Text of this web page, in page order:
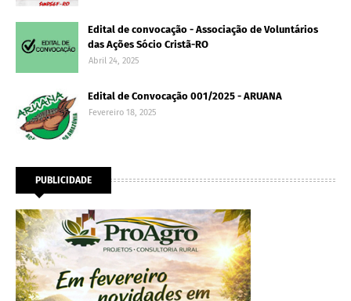
Edital de convocação - Associação de Voluntários
das Ações Sócio Cristã-RO
Abril 24, 2025
Edital de Convocação 001/2025 - ARUANA
Fevereiro 18, 2025
PUBLICIDADE